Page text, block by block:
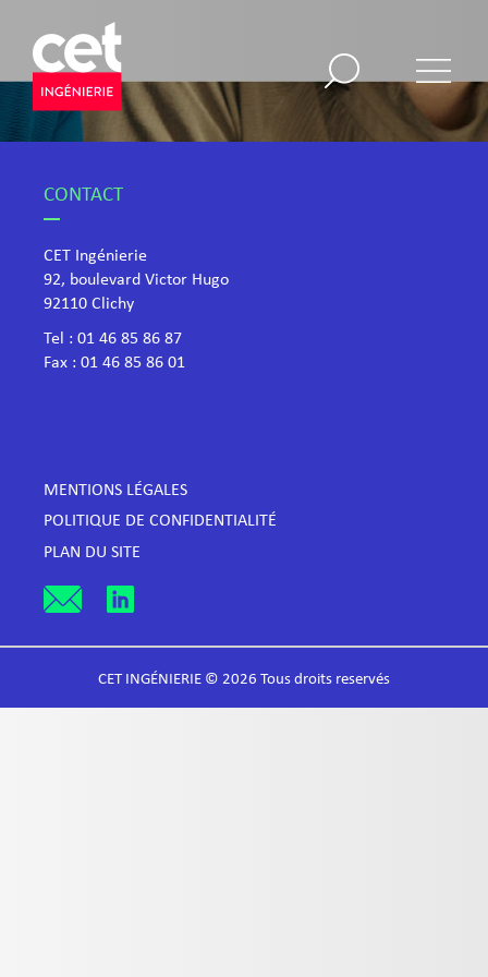
CONTACT
CET Ingénierie
92, boulevard Victor Hugo
​92110 Clichy
Tel : 01 46 85 86 87
Fax : 01 46 85 86 01
MENTIONS LÉGALES
POLITIQUE DE CONFIDENTIALITÉ
PLAN DU SITE
CET INGÉNIERIE © 2026 Tous droits reservés